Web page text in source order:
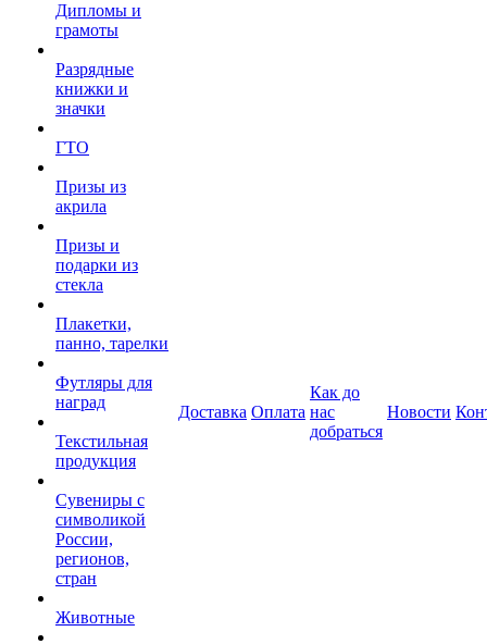
Дипломы и
грамоты
Разрядные
книжки и
значки
ГТО
Призы из
акрила
Призы и
подарки из
стекла
Плакетки,
панно, тарелки
Футляры для
наград
Текстильная
продукция
Сувениры с
символикой
России,
регионов,
стран
Животные
Доставка Оплата
Как до
нас
добраться
Новости